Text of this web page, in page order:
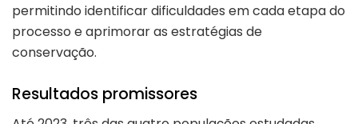
permitindo identificar dificuldades em cada etapa do
processo e aprimorar as estratégias de
conservação.
Resultados promissores